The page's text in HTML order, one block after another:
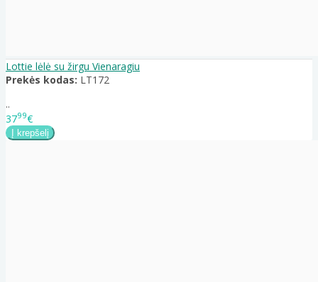
Lottie lėlė su žirgu Vienaragiu
Prekės kodas: LT172
..
3799€